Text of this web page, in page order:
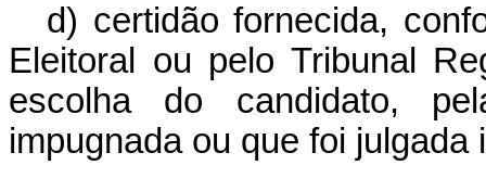
d) certidão fornecida,
Eleitoral ou pelo Tribunal
escolha do candidato,
impugnada ou que foi